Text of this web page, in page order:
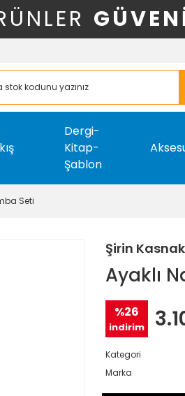
Dergi-
Kitap-
Şablon
Seti
Şirin Kasnak
Ayaklı
%26
indirim
Kategori
Marka